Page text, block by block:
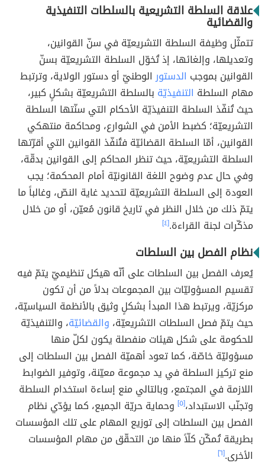
علاقة السلطة التشريعية بالسلطات التنفيذية
والقضائية
تتمثّل وظيفة السلطة التشريعيّة في سنّ القوانين،
وتعديلها، وإلغائها، إذ تُخوّل السلطة التشريعيّة بسنّ
القوانين بموجب الدستورالوطنيّ أو دستور الولاية، وترتبط
مهام السلطة التنفيذيّة بالسلطة التشريعيّة بشكلٍ كبير،
حيث تُنفّذ السلطة التنفيذيّة الأحكام التي سنّتها السلطة
التشريعيّة؛ كضبط الأمن في الشوارع، ومحاكمة منتهكي
القوانين، أمّا السلطة القضائيّة فتُنفّذ القوانين التي أقرّتها
السلطة التشريعيّة، حيث تنظر المحاكم إلى القوانين بدقّة،
وفي حال عدم وضوح اللغة القانونيّة أمام المحكمة؛ يجب
العودة إلى السلطة التشريعيّة لتحديد غاية النصّ، وغالباً ما
يتمّ ذلك من خلال النظر في تاريخ قانون مُعيّن، أو من خلال
مذكّرات لجنة القراءة.[٤]
نظام الفصل بين السلطات
يُعرف الفصل بين السلطات على أنّه هيكل تنظيميّ يتمّ فيه
تقسيم المسؤوليّات بين المجموعات بدلاً من أن تكون
مركزيّة، ويرتبط هذا المبدأ بشكلٍ وثيق بالأنظمة السياسيّة،
حيث يتمّ فصل السلطات التشريعيّة، والقضائيّة، والتنفيذيّة
للحكومة على شكل هيئات منفصلة يكون لكلّ منها
مسؤوليّة خاصّة، كما تعود أهميّة الفصل بين السلطات إلى
منع تركيز السلطة في يد مجموعة معيّنة، وتوفير الضوابط
اللازمة في المجتمع، وبالتالي منع إساءة استخدام السلطة
وتجنّب الاستبداد،[٥]
وحماية حريّة الجميع، كما يؤدّي نظام
الفصل بين السلطات إلى توزيع المهام على تلك المؤسسات
بطريقة تُمكّن كلّاً منها من التحقّق من مهام المؤسسات
الأخرى.[٦]